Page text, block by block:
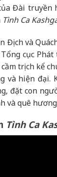
Đài truyền
Tình Ca
Địch và
Tổng cục
trịch kể
và hiện đại.
đặt con
và quê
Tình Ca